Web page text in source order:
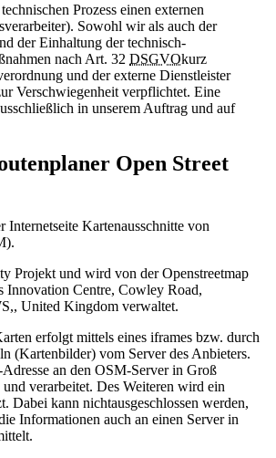
Prozess einen externen
Sowohl wir als auch der
der Einhaltung der technisch-
nach Art. 32 DSGVOkurz
und der externe Dienstleister
Verschwiegenheit verpflichtet. Eine
in unserem Auftrag und auf
Open Street
Internetseite Kartenausschnitte von
Projekt und wird von der Openstreetmap
Innovation Centre, Cowley Road,
United Kingdom verwaltet.
erfolgt mittels eines iframes bzw. durch
(Kartenbilder) vom Server des Anbieters.
an den OSM-Server in Groß
verarbeitet. Des Weiteren wird ein
Dabei kann nichtausgeschlossen werden,
Informationen auch an einen Server in